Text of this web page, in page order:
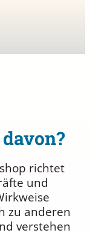
richtet
und
zu anderen
verstehen